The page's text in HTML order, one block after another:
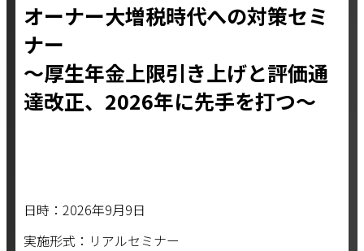
オーナー大増税時代への対策セミ
ナー
〜厚生年金上限引き上げと評価通
達改正、2026年に先手を打つ〜
日時：2026年9月9日
実施形式：リアルセミナー